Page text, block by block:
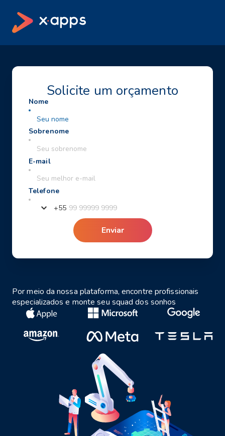
Por meio da nossa plataforma, encontre profissionais
especializados e monte seu squad dos sonhos
Solicite um orçamento
+55
Enviar